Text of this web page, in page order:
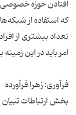
افتادن حوزه خصوصی
که استفاده از
تعداد بیشتری از